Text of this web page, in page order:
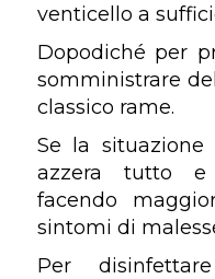
venticello a
Dopodiché per
somministrare
classico rame.
Se la situazione
azzera tutto e
facendo
sintomi di
Per